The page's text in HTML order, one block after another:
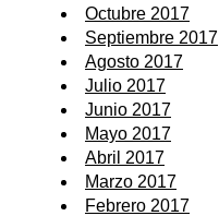
Octubre 2017
Septiembre 2017
Agosto 2017
Julio 2017
Junio 2017
Mayo 2017
Abril 2017
Marzo 2017
Febrero 2017